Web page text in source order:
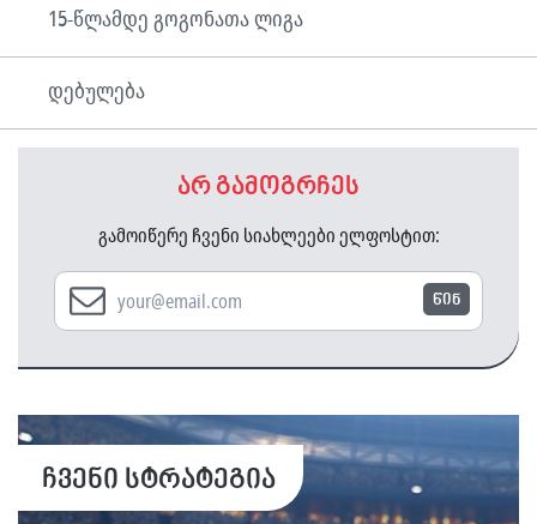
15-წლამდე გოგონათა ლიგა
დებულება
არ გამოგრჩეს
გამოიწერე ჩვენი სიახლეები ელფოსტით:
წინ
ჩვენი სტრატეგია